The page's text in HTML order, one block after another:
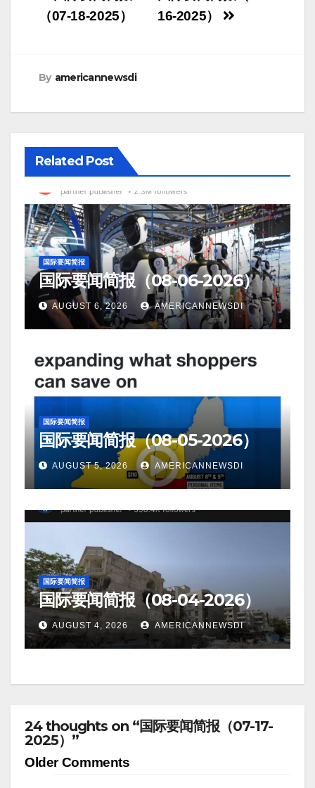
navigation
16-2025）
（07-18-2025）
By americannewsdi
Related Post
国际要闻简报
国际要闻简报（08-06-2026）
AUGUST 6, 2026 AMERICANNEWSDI
国际要闻简报
国际要闻简报（08-05-2026）
AUGUST 5, 2026 AMERICANNEWSDI
国际要闻简报
国际要闻简报（08-04-2026）
AUGUST 4, 2026 AMERICANNEWSDI
24 thoughts on “国际要闻简报（07-17-
2025）”
Comment
Older Comments